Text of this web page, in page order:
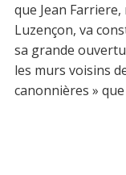
que Jean
Luzençon, va
sa grande
les murs voisins
canonnières »